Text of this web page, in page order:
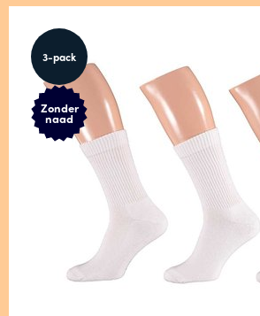
3-pack
Zonder
naad